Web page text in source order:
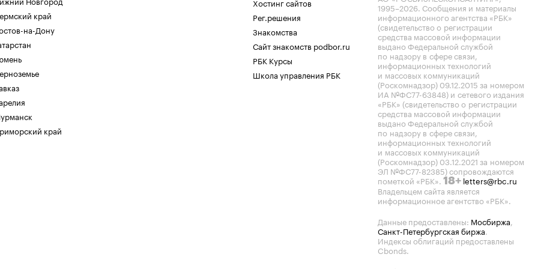
край
на-Дону
край
Хостинг сайтов
Рег.решения
Знакомства
Сайт знакомств podbor.ru
РБК Курсы
Школа управления РБК
1995–2026. Сообщения и материалы
информационного агентства «РБК»
(свидетельство о регистрации
средства массовой информации
выдано Федеральной службой
по надзору в сфере связи,
информационных технологий
и массовых коммуникаций
(Роскомнадзор) 09.12.2015 за номером
ИА №ФС77-63848) и сетевого издания
«РБК» (свидетельство о регистрации
средства массовой информации
выдано Федеральной службой
по надзору в сфере связи,
информационных технологий
и массовых коммуникаций
(Роскомнадзор) 03.12.2021 за номером
ЭЛ №ФС77-82385) сопровождаются
пометкой «РБК». 18+ letters@rbc.ru
Владельцем сайта является
информационное агентство «РБК».
Данные предоставлены: Мосбиржа,
Санкт-Петербургская биржа.
Индексы облигаций предоставлены
Cbonds.